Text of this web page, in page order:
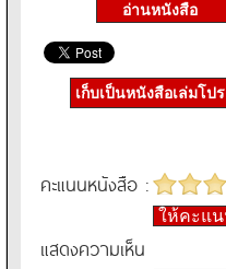
เก็บเป็นหนังสือเล่มโป
คะแนนหนังสือ :
ให้คะแ
แสดงความเห็น